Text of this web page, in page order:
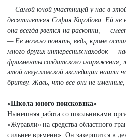
— Самой юной участницей у нас в
десятилетняя София Коробова. Ей не
она всегда рвется на раскопки, —
— Ее можно понять, ведь, кроме
много других интересных находок —
фрагменты солдатского снаряжения,
этой августовской экспедиции нашли
бритву. Жаль, что все они не именные,
«Школа юного поисковика»
Нынешняя работа со школьниками
«Журавли» на средства областного
сильнее времени». Он завершится в